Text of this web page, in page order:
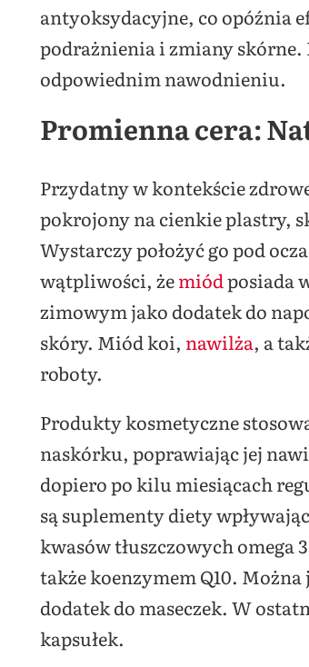
antyoksydacyjne, co opóźnia
podrażnienia i zmiany skórne.
odpowiednim nawodnieniu.
Promienna cera:
Przydatny w kontekście
pokrojony na cienkie plastry,
Wystarczy położyć go pod
wątpliwości, żemiódposiada
zimowym jako dodatek do
skóry. Miód koi, nawilża, a
roboty.
Produkty kosmetyczne
naskórku, poprawiając jej
dopiero po kilu miesiącach
są suplementy diety
kwasów tłuszczowych omega
także koenzymem Q10.
dodatek do maseczek. W
kapsułek.